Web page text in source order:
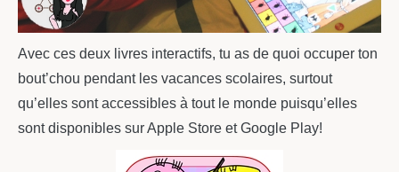
Avec ces deux livres interactifs, tu as de quoi occuper ton
bout’chou pendant les vacances scolaires, surtout
qu’elles sont accessibles à tout le monde puisqu’elles
sont disponibles sur Apple Store et Google Play!